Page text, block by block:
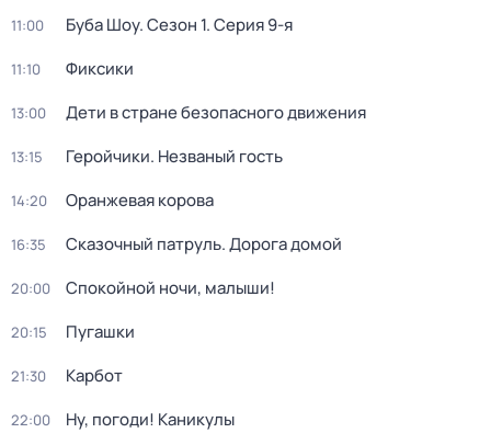
11:00 Буба Шоу. Сезон 1. Серия 9-я
11:10 Фиксики
13:00 Дети в стране безопасного движения
13:15 Геройчики. Незваный гость
14:20 Оранжевая корова
16:35 Сказочный патруль. Дорога домой
20:00 Спокойной ночи, малыши!
20:15 Пугашки
21:30 Карбот
22:00 Ну, погоди! Каникулы